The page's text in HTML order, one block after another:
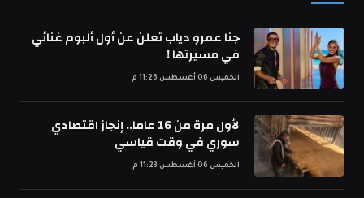
جنا عمرو دياب تعلن عن أول ألبوم غنائي
في مسيرتها !
الخميس 06 أغسطس 11:26 م
لأول مرة من 16 عاما.. إنجاز اقتصادي
سوري في وقت قياسي
الخميس 06 أغسطس 11:23 م